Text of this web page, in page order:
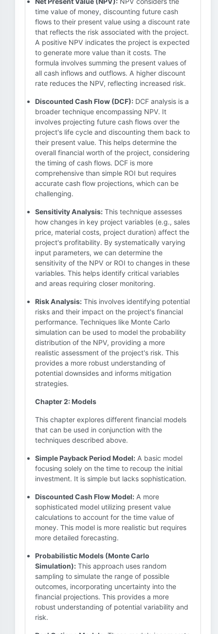
time value of money, discounting future cash
flows to their present value using a discount rate
that reflects the risk associated with the project.
A positive NPV indicates the project is expected
to generate more value than it costs. The
formula involves summing the present values of
all cash inflows and outflows. A higher discount
rate reduces the NPV, reflecting increased risk.
Discounted Cash Flow (DCF): DCF analysis is a
broader technique encompassing NPV. It
involves projecting future cash flows over the
project's life cycle and discounting them back to
their present value. This helps determine the
overall financial worth of the project, considering
the timing of cash flows. DCF is more
comprehensive than simple ROI but requires
accurate cash flow projections, which can be
challenging.
Sensitivity Analysis: This technique assesses
how changes in key project variables (e.g., sales
price, material costs, project duration) affect the
project's profitability. By systematically varying
input parameters, we can determine the
sensitivity of the NPV or ROI to changes in these
variables. This helps identify critical variables
and areas requiring closer monitoring.
Risk Analysis: This involves identifying potential
risks and their impact on the project's financial
performance. Techniques like Monte Carlo
simulation can be used to model the probability
distribution of the NPV, providing a more
realistic assessment of the project's risk. This
provides a more robust understanding of
potential downsides and informs mitigation
strategies.
Chapter 2: Models
This chapter explores different financial models
that can be used in conjunction with the
techniques described above.
Simple Payback Period Model: A basic model
focusing solely on the time to recoup the initial
investment. It is simple but lacks sophistication.
Discounted Cash Flow Model: A more
sophisticated model utilizing present value
calculations to account for the time value of
money. This model is more realistic but requires
more detailed forecasting.
Probabilistic Models (Monte Carlo
Simulation): This approach uses random
sampling to simulate the range of possible
outcomes, incorporating uncertainty into the
financial projections. This provides a more
robust understanding of potential variability and
risk.